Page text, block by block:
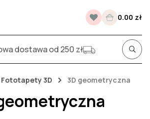
0.00 zł
dostawa od 250 zł
Fototapety 3D 3D geometryczna